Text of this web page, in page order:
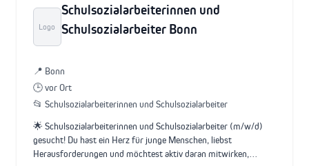
Logo
Schulsozialarbeiterinnen und
Schulsozialarbeiter Bonn
📍 Bonn
🕒 vor Ort
📂 Schulsozialarbeiterinnen und Schulsozialarbeiter
🌟 Schulsozialarbeiterinnen und Schulsozialarbeiter (m/w/d)
gesucht! Du hast ein Herz für junge Menschen, liebst
Herausforderungen und möchtest aktiv daran mitwirken,…